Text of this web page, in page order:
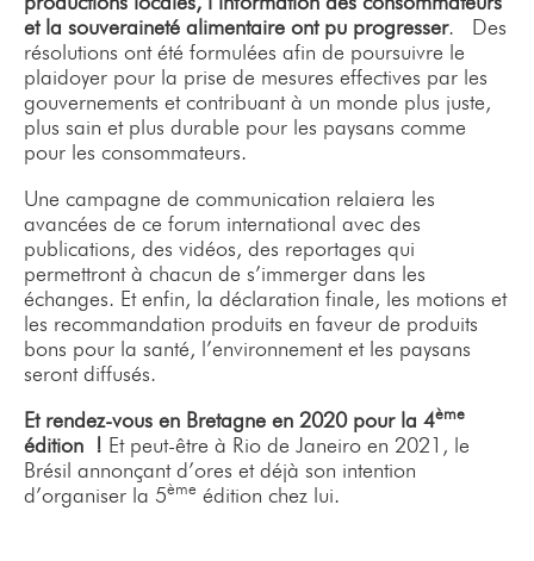
et la souveraineté alimentaire ont pu progresser. Des
résolutions ont été formulées afin de poursuivre le
plaidoyer pour la prise de mesures effectives par les
gouvernements et contribuant à un monde plus juste,
plus sain et plus durable pour les paysans comme
pour les consommateurs.
Une campagne de communication relaiera les
avancées de ce forum international avec des
publications, des vidéos, des reportages qui
permettront à chacun de s’immerger dans les
échanges. Et enfin, la déclaration finale, les motions et
les recommandation produits en faveur de produits
bons pour la santé, l’environnement et les paysans
seront diffusés.
Et rendez-vous en Bretagne en 2020 pour la 4ème
édition ! Et peut-être à Rio de Janeiro en 2021, le
Brésil annonçant d’ores et déjà son intention
d’organiser la 5ème édition chez lui.